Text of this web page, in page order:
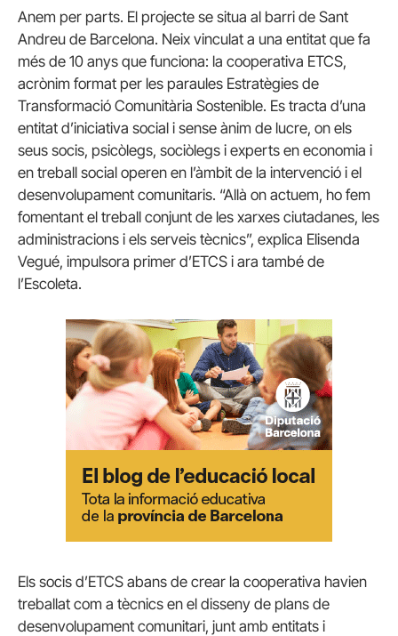
Anem per parts. El projecte se situa al barri de Sant
Andreu de Barcelona. Neix vinculat a una entitat que fa
més de 10 anys que funciona: la cooperativa ETCS,
acrònim format per les paraules Estratègies de
Transformació Comunitària Sostenible. Es tracta d’una
entitat d’iniciativa social i sense ànim de lucre, on els
seus socis, psicòlegs, sociòlegs i experts en economia i
en treball social operen en l’àmbit de la intervenció i el
desenvolupament comunitaris. “Allà on actuem, ho fem
fomentant el treball conjunt de les xarxes ciutadanes, les
administracions i els serveis tècnics”, explica Elisenda
Vegué, impulsora primer d’ETCS i ara també de
l’Escoleta.
Els socis d’ETCS abans de crear la cooperativa havien
treballat com a tècnics en el disseny de plans de
desenvolupament comunitari, junt amb entitats i